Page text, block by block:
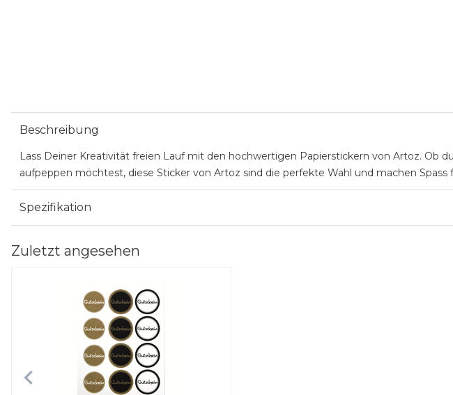
Beschreibung
Lass Deiner Kreativität freien Lauf mit den hochwertigen Papierstickern von Artoz. Ob
aufpeppen möchtest, diese Sticker von Artoz sind die perfekte Wahl und machen Spass
Spezifikation
Zuletzt angesehen